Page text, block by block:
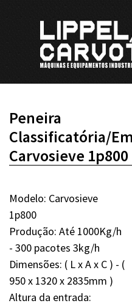
Peneira
Classificatória/
Carvosieve 1p800
Modelo: Carvosieve
1p800
Produção: Até 1000Kg/h
- 300 pacotes 3kg/h
Dimensões: ( L x A x C ) - (
950 x 1320 x 2835mm )
Altura da entrada: